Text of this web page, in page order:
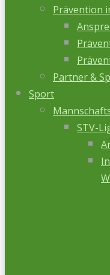
Prävention
Partner &
Sport
STV-